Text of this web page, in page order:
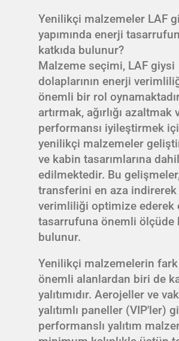
Yenilikçi malzemeler LAF
yapımında enerji
katkıda bulunur?
Malzeme seçimi, LAF giysi
dolaplarının enerji
önemli bir rol oynamaktadır.
artırmak, ağırlığı azaltmak
performansı iyileştirmek
yenilikçi malzemeler
ve kabin tasarımlarına dahil
edilmektedir. Bu gelişmeler,
transferini en aza indirerek
verimliliği optimize ederek
tasarrufuna önemli ölçüde
bulunur.
Yenilikçi malzemelerin fark
önemli alanlardan biri de
yalıtımıdır. Aerojeller ve
yalıtımlı paneller (VIP'ler)
performanslı yalıtım